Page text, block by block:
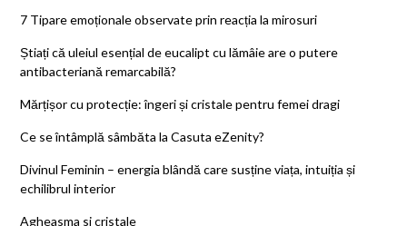
7 Tipare emoționale observate prin reacția la mirosuri
Știați că uleiul esențial de eucalipt cu lămâie are o putere
antibacteriană remarcabilă?
Mărțișor cu protecție: îngeri și cristale pentru femei dragi
Ce se întâmplă sâmbăta la Casuta eZenity?
Divinul Feminin – energia blândă care susține viața, intuiția și
echilibrul interior
Agheasma si cristale